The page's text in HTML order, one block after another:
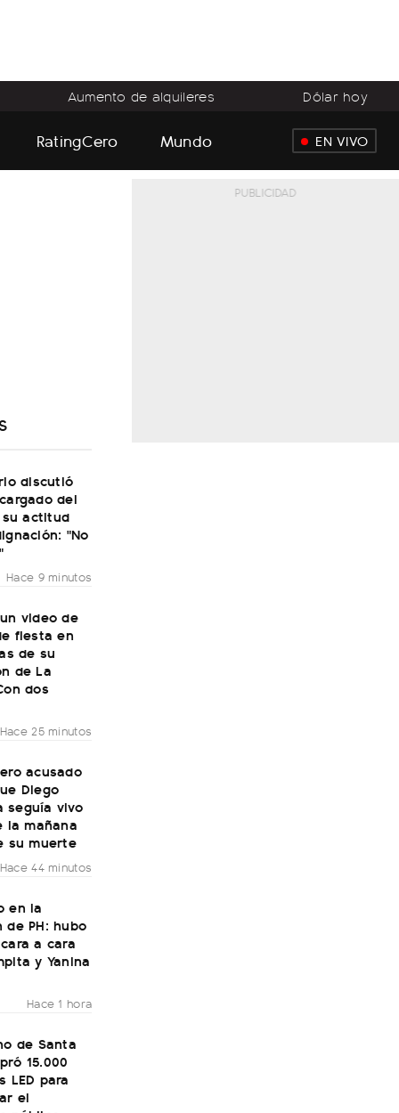
Aumento de alquileres Dólar hoy
RatingCero Mundo EN VIVO
discutió
del
actitud
"No
Hace 9 minutos
video de
fiesta en
de su
de La
dos
Hace 25 minutos
acusado
Diego
seguía vivo
la mañana
su muerte
Hace 44 minutos
en la
de PH: hubo
a cara
y Yanina
Hace 1 hora
de Santa
15.000
LED para
el